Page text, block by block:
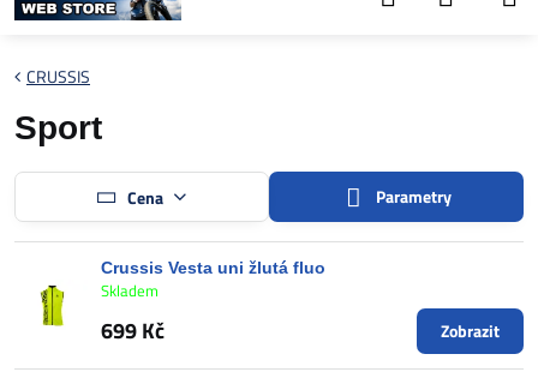
CRUSSIS
Sport
Cena Parametry
Crussis Vesta uni žlutá fluo
Skladem
699 Kč Zobrazit